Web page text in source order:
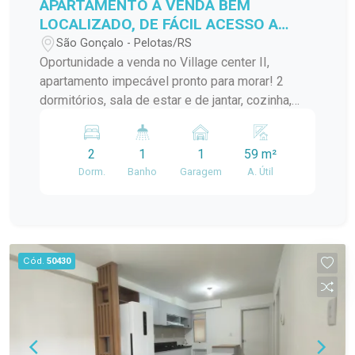
APARTAMENTO A VENDA BEM
LOCALIZADO, DE FÁCIL ACESSO A
VÁRIOS PONTOS DA CIDADE!
São Gonçalo - Pelotas/RS
Oportunidade a venda no Village center II,
apartamento impecável pronto para morar! 2
dormitórios, sala de estar e de jantar, cozinha,
quem busca praticidade no dia a dia!
2
Dorm.
1
Banho
1
Garagem
59 m²
A. Útil
Cód. 50430